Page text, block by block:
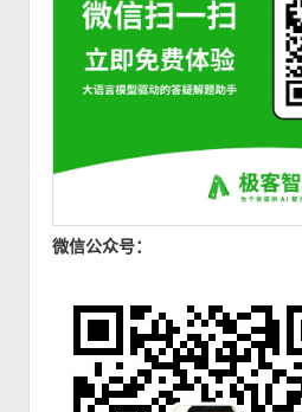
微信公众号：